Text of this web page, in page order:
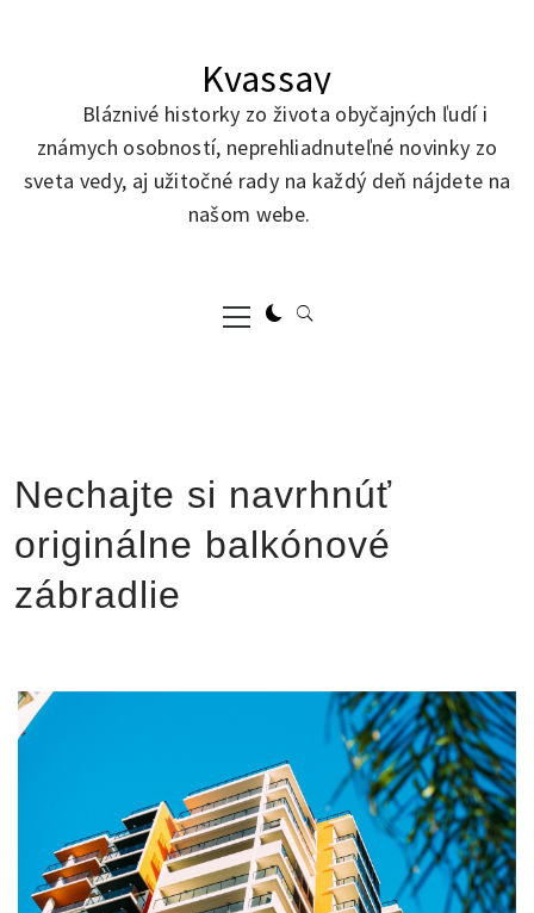
Kvassay
Bláznivé historky zo života obyčajných ľudí i
známych osobností, neprehliadnuteľné novinky zo
sveta vedy, aj užitočné rady na každý deň nájdete na
našom webe.
Primary
Menu
Nechajte si navrhnúť
originálne balkónové
zábradlie